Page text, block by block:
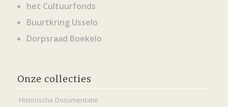
het Cultuurfonds
Buurtkring Usselo
Dorpsraad Boekelo
Onze collecties
Historische Documentatie